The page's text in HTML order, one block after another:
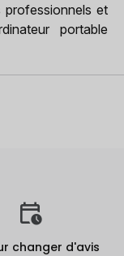
et
portable
changer d'avis